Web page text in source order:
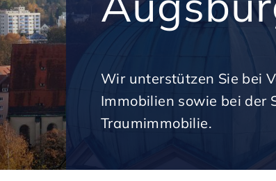
Wir unterstützen Sie bei
Immobilien sowie bei der
Traumimmobilie.